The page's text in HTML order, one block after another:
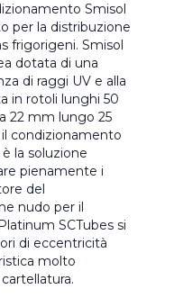
Smisol
per la distribuzione
frigorigeni. Smisol
dotata di una
di raggi UV e alla
in rotoli lunghi 50
22 mm lungo 25
condizionamento
la soluzione
pienamente i
del
nudo per il
SCTubes si
di eccentricità
molto